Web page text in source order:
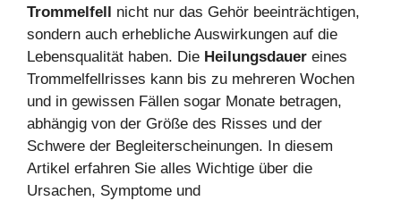
Trommelfell
nicht nur das Gehör beeinträchtigen,
sondern auch erhebliche Auswirkungen auf die
Lebensqualität haben. Die Heilungsdauer eines
Trommelfellrisses kann bis zu mehreren Wochen
und in gewissen Fällen sogar Monate betragen,
abhängig von der Größe des Risses und der
Schwere der Begleiterscheinungen. In diesem
Artikel erfahren Sie alles Wichtige über die
Ursachen, Symptome und